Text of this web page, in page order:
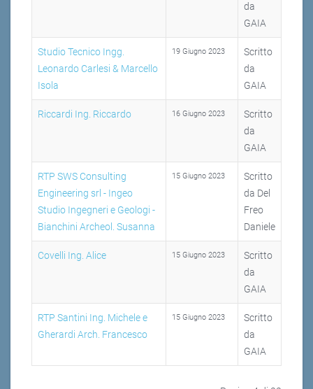
da
GAIA
Studio Tecnico Ingg.
Leonardo Carlesi & Marcello
Isola
19 Giugno 2023
Scritto
da
GAIA
Riccardi Ing. Riccardo 16 Giugno 2023
Scritto
da
GAIA
RTP SWS Consulting
Engineering srl - Ingeo
Studio Ingegneri e Geologi -
Bianchini Archeol. Susanna
15 Giugno 2023
Scritto
da Del
Freo
Daniele
Covelli Ing. Alice 15 Giugno 2023
Scritto
da
GAIA
RTP Santini Ing. Michele e
Gherardi Arch. Francesco
15 Giugno 2023
Scritto
da
GAIA